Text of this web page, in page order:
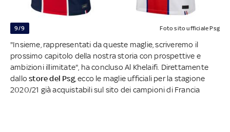
9/9 Foto sito ufficiale Psg
"Insieme, rappresentati da queste maglie, scriveremo il
prossimo capitolo della nostra storia con prospettive e
ambizioni illimitate", ha concluso Al Khelaifi. Direttamente
dallostore del Psg, ecco le maglie ufficiali per la stagione
2020/21 già acquistabili sul sito dei campioni di Francia